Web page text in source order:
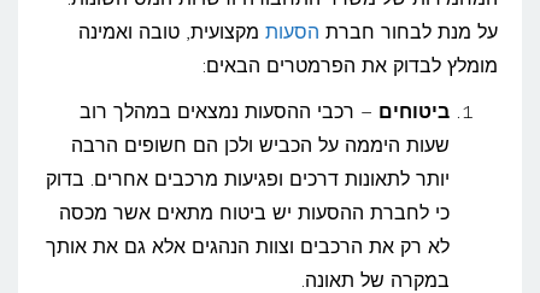
על מנת לבחור חברת הסעות מקצועית, טובה ואמינה
מומלץ לבדוק את הפרמטרים הבאים:
ביטוחים – רכבי ההסעות נמצאים במהלך רוב
שעות היממה על הכביש ולכן הם חשופים הרבה
יותר לתאונות דרכים ופגיעות מרכבים אחרים. בדוק
כי לחברת ההסעות יש ביטוח מתאים אשר מכסה
לא רק את הרכבים וצוות הנהגים אלא גם את אותך
במקרה של תאונה.